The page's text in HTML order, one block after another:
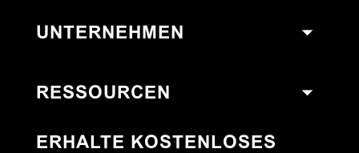
UNTERNEHMEN
RESSOURCEN
ERHALTE KOSTENLOSES